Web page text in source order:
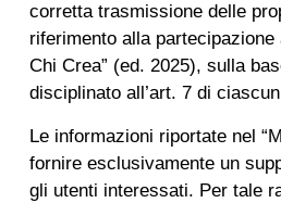
corretta trasmissione delle
riferimento alla partecipazione
Chi Crea” (ed. 2025), sulla
disciplinato all’art. 7 di
Le informazioni riportate nel
fornire esclusivamente un
gli utenti interessati. Per tale